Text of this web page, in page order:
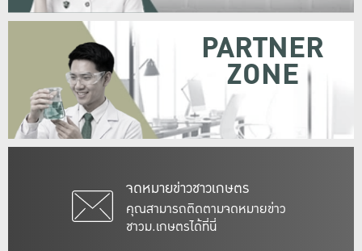
จดหมายข่าวชาวเกษตร
คุณสามารถติดตามจดหมายข่าว
ชาวม.เกษตรได้ที่นี่
PARTNER
ZONE